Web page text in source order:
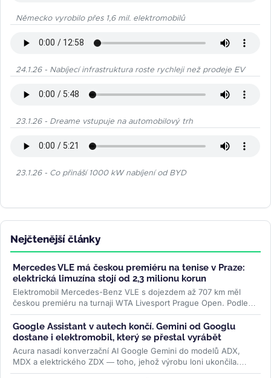
Německo vyrobilo přes 1,6 mil. elektromobilů
24.1.26 - Nabíjecí infrastruktura roste rychleji než prodeje EV
23.1.26 - Dreame vstupuje na automobilový trh
23.1.26 - Co přináší 1000 kW nabíjení od BYD
Nejčtenější články
Mercedes VLE má českou premiéru na tenise v Praze:
elektrická limuzína stojí od 2,3 milionu korun
Elektromobil Mercedes-Benz VLE s dojezdem až 707 km měl
českou premiéru na turnaji WTA Livesport Prague Open. Podle
konfigurátoru automobilky...>>
Google Assistant v autech končí. Gemini od Googlu
dostane i elektromobil, který se přestal vyrábět
Acura nasadí konverzační AI Google Gemini do modelů ADX,
MDX a elektrického ZDX — toho, jehož výrobu loni ukončila.
Přidává se k vlně,...>>